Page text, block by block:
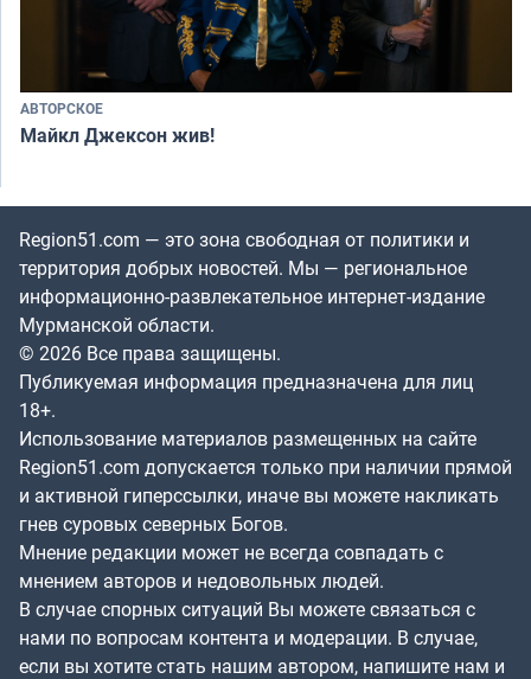
АВТОРСКОЕ
Майкл Джексон жив!
Region51.com — это зона свободная от политики и
территория добрых новостей. Мы — региональное
информационно-развлекательное интернет-издание
Мурманской области.
© 2026 Все права защищены.
Публикуемая информация предназначена для лиц
18+.
Использование материалов размещенных на сайте
Region51.com допускается только при наличии прямой
и активной гиперссылки, иначе вы можете накликать
гнев суровых северных Богов.
Мнение редакции может не всегда совпадать с
мнением авторов и недовольных людей.
В случае спорных ситуаций Вы можете связаться с
нами по вопросам контента и модерации. В случае,
если вы хотите стать нашим автором, напишите нам и